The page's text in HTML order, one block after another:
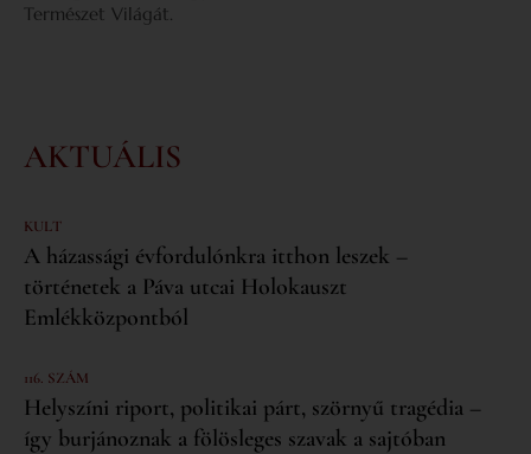
Természet Világát.
AKTUÁLIS
KULT
A házassági évfordulónkra itthon leszek –
történetek a Páva utcai Holokauszt
Emlékközpontból
116. SZÁM
Helyszíni riport, politikai párt, szörnyű tragédia –
így burjánoznak a fölösleges szavak a sajtóban